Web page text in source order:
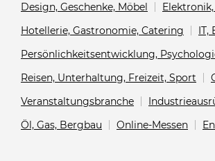
Design, Geschenke, Möbel
Hotellerie, Gastronomie, Catering
IT,
Persönlichkeitsentwicklung,
Reisen, Unterhaltung, Freizeit, Sport
Veranstaltungsbranche
Öl, Gas, Bergbau
Online-Messen